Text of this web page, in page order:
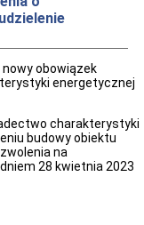
obowiązek
energetycznej
charakterystyki
budowy obiektu
na
28 kwietnia 2023